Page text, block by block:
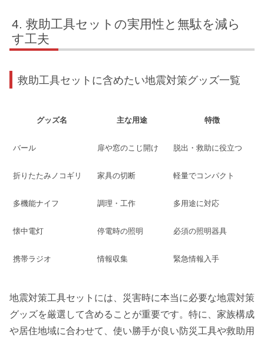
救助工具セットの実用性と無駄を減ら
す工夫
救助工具セットに含めたい地震対策グッズ一覧
グッズ名 主な用途 特徴
バール 扉や窓のこじ開け 脱出・救助に役立つ
折りたたみノコギリ 家具の切断 軽量でコンパクト
多機能ナイフ 調理・工作 多用途に対応
懐中電灯 停電時の照明 必須の照明器具
携帯ラジオ 情報収集 緊急情報入手
地震対策工具セットには、災害時に本当に必要な地震対策
グッズを厳選して含めることが重要です。特に、家族構成
や居住地域に合わせて、使い勝手が良い防災工具や救助用